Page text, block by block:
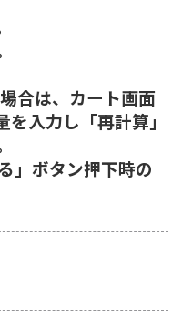
合は、カート画面
入力し「再計算」
」ボタン押下時の